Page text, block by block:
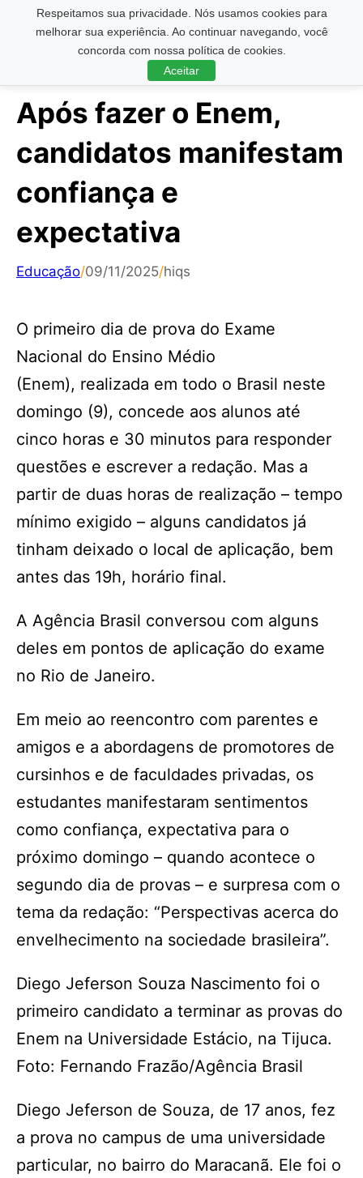
Respeitamos sua privacidade. Nós usamos cookies para
melhorar sua experiência. Ao continuar navegando, você
concorda com nossa política de cookies.
Aceitar
Pesquisar ...
Após fazer o Enem,
candidatos manifestam
confiança e
expectativa
Educação/09/11/2025/hiqs
O primeiro dia de prova do Exame
Nacional do Ensino Médio
(Enem), realizada em todo o Brasil neste
domingo (9), concede aos alunos até
cinco horas e 30 minutos para responder
questões e escrever a redação. Mas a
partir de duas horas de realização – tempo
mínimo exigido – alguns candidatos já
tinham deixado o local de aplicação, bem
antes das 19h, horário final.
A Agência Brasil conversou com alguns
deles em pontos de aplicação do exame
no Rio de Janeiro.
Em meio ao reencontro com parentes e
amigos e a abordagens de promotores de
cursinhos e de faculdades privadas, os
estudantes manifestaram sentimentos
como confiança, expectativa para o
próximo domingo – quando acontece o
segundo dia de provas – e surpresa com o
tema da redação: “Perspectivas acerca do
envelhecimento na sociedade brasileira”.
Diego Jeferson Souza Nascimento foi o
primeiro candidato a terminar as provas do
Enem na Universidade Estácio, na Tijuca.
Foto: Fernando Frazão/Agência Brasil
Diego Jeferson de Souza, de 17 anos, fez
a prova no campus de uma universidade
particular, no bairro do Maracanã. Ele foi o